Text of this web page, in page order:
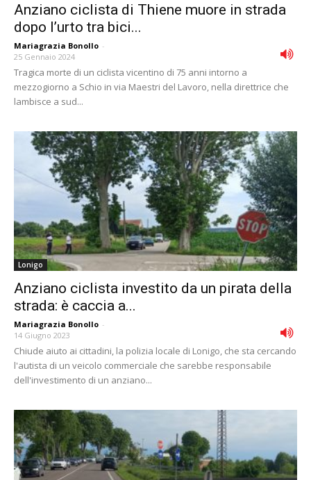
Anziano ciclista di Thiene muore in strada
dopo l’urto tra bici...
Mariagrazia Bonollo -
25 Gennaio 2024
Tragica morte di un ciclista vicentino di 75 anni intorno a
mezzogiorno a Schio in via Maestri del Lavoro, nella direttrice che
lambisce a sud...
Lonigo
Anziano ciclista investito da un pirata della
strada: è caccia a...
Mariagrazia Bonollo -
14 Giugno 2023
Chiude aiuto ai cittadini, la polizia locale di Lonigo, che sta cercando
l'autista di un veicolo commerciale che sarebbe responsabile
dell'investimento di un anziano...